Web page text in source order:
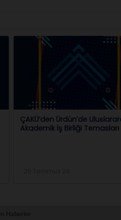
ÇAKÜ Teknokent’te
Teknoloji Kampı Başarıyla